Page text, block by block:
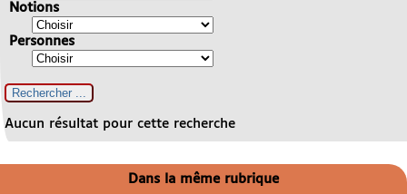
Notions
Personnes
Aucun résultat pour cette recherche
Dans la même rubrique